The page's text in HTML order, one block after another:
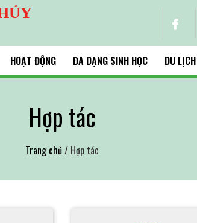
thế giới
HOẠT ĐỘNG ĐA DẠNG SINH HỌC DU
Hợp tác
Trang chủ/ Hợp tác